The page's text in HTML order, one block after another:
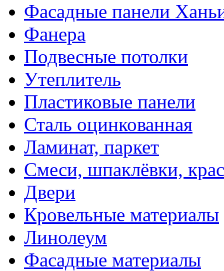
Фасадные панели
Фанера
Подвесные потолки
Утеплитель
Пластиковые панели
Сталь оцинкованная
Ламинат, паркет
Смеси, шпаклёвки,
Двери
Кровельные материалы
Линолеум
Фасадные материалы